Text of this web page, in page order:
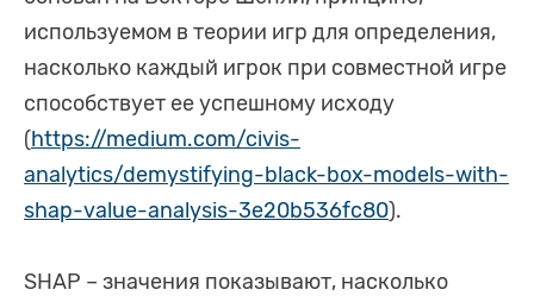
используемом в теории игр для определения,
насколько каждый игрок при совместной игре
способствует ее успешному исходу
(https://medium.com/civis-
analytics/demystifying-black-box-models-with-
shap-value-analysis-3e20b536fc80).
SHAP – значения показывают, насколько